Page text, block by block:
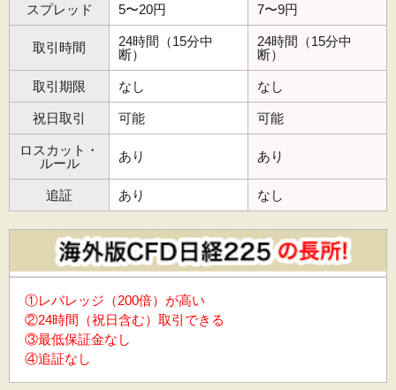
スプレッド 5〜20円 7〜9円
取引時間
24時間（15分中
断）
24時間（15分中
断）
取引期限 なし なし
祝日取引 可能 可能
ロスカット・
ルール
あり あり
追証 あり なし
①レバレッジ（200倍）が高い
②24時間（祝日含む）取引できる
③最低保証金なし
④追証なし